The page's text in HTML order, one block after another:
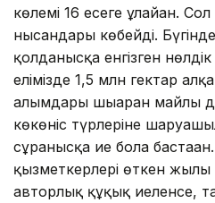
көлемі 16 есеге ұлғайған.
нысандары көбейді.
қолданысқа енгізген
елімізде 1,5 млн гектар
ғалымдары шығарған
көкөніс түрлеріне
сұранысқа ие бола
қызметкерлері өткен
авторлық құқық иеленсе,